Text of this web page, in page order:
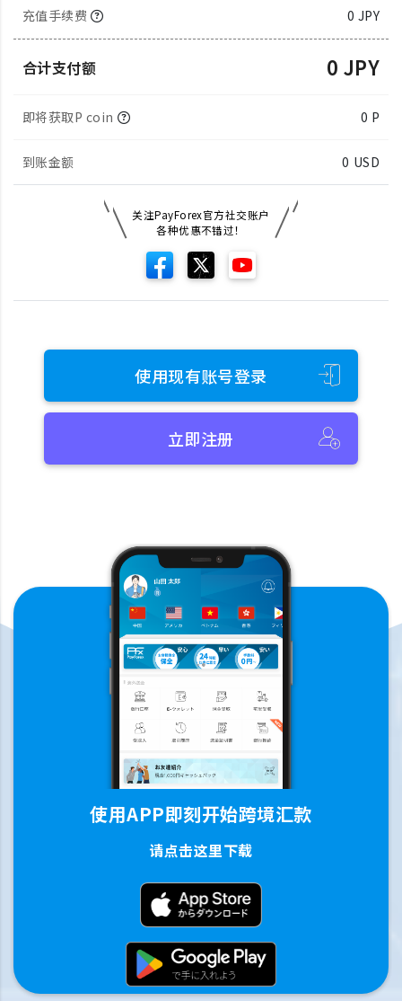
充值手续费 0 JPY
合计支付额 0 JPY
即将获取P coin 0 P
到账金额 0 USD
关注PayForex官方社交账户
各种优惠不错过！
使用现有账号登录
立即注册
使用APP即刻开始跨境汇款
请点击这里下载